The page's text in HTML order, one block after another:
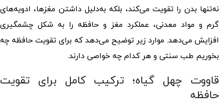
نه‌تنها بدن را تقویت می‌کند، بلکه به‌دلیل داشتن مغزها، ادویه‌های
گرم و مواد معدنی، عملکرد مغز و حافظه را به شکل چشمگیری
افزایش می‌دهد. موارد زیر توضیح می‌دهد که برای تقویت حافظه چه
بخوریم طب سنتی و هر کدام چه خواصی دارند.
قاووت چهل گیاه؛ ترکیب کامل برای تقویت
حافظه